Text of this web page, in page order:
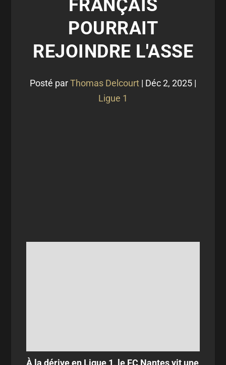
FRANÇAIS
POURRAIT
REJOINDRE L'ASSE
Posté parThomas Delcourt | Déc 2, 2025 |
Ligue 1
À la dérive en Ligue 1, le FC Nantes vit une